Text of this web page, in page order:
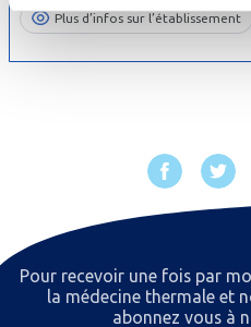
Plus d’infos sur l’établissement
Pour recevoir une fois par
la médecine thermale et
abonnez vous à